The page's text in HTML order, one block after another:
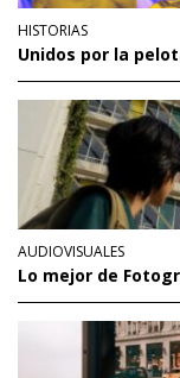
HISTORIAS
Unidos por la
AUDIOVISUALES
Lo mejor de